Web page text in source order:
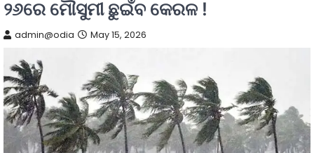
୨୬ରେ ମୌସୁମୀ ଛୁଇଁବ କେରଳ !
admin@odia May 15, 2026